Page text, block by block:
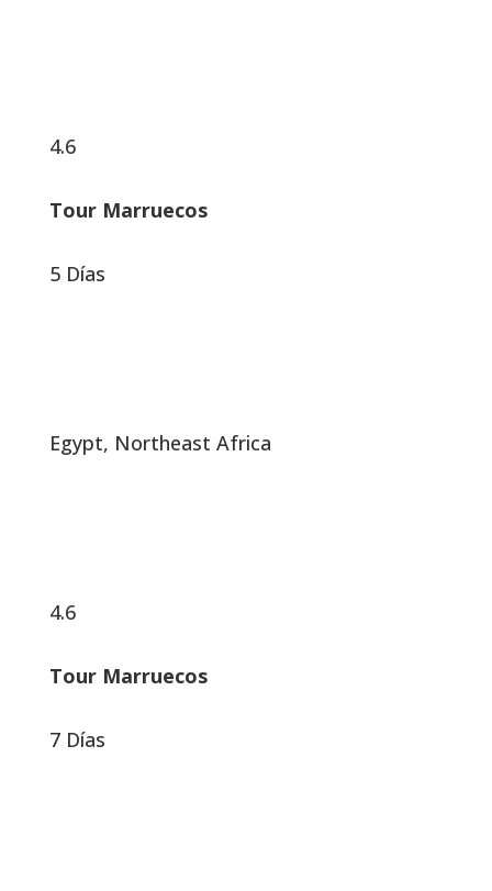
4.6
Tour Marruecos
5 Días
Egypt, Northeast Africa
4.6
Tour Marruecos
7 Días